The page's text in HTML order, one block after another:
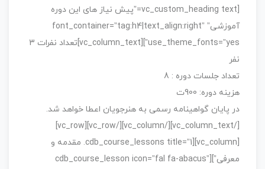
[vc_custom_heading text=”پیش نیاز های این دوره
آموزشی” font_container=”tag:h4|text_align:right”
use_theme_fonts=”yes”][vc_column_text]تعداد نفرات 3
نفر
تعداد جلسات دوره : 8
هزینه دوره: 900ت
در پایان گواهینامه رسمی به هنرجویان اعطا خواهد شد.
[/vc_column_text][/vc_column][/vc_row][vc_row]
[vc_column][cdb_course_lessons title=”1. مقدمه و
معرفی”][cdb_course_lesson icon=”fal fa-abacus”